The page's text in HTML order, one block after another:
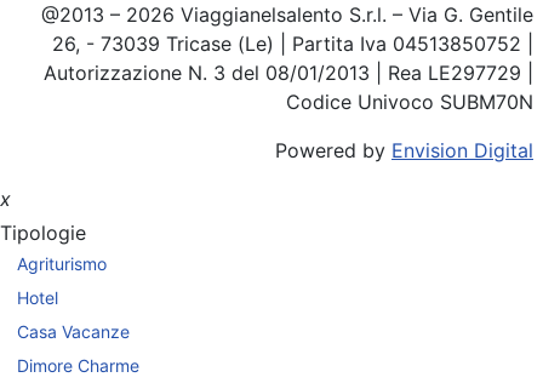
@2013 – 2026 Viaggianelsalento S.r.l. – Via G. Gentile
26, - 73039 Tricase (Le) | Partita Iva 04513850752 |
Autorizzazione N. 3 del 08/01/2013 | Rea LE297729 |
Codice Univoco SUBM70N
Powered by Envision Digital
x
Tipologie
Agriturismo
Hotel
Casa Vacanze
Dimore Charme